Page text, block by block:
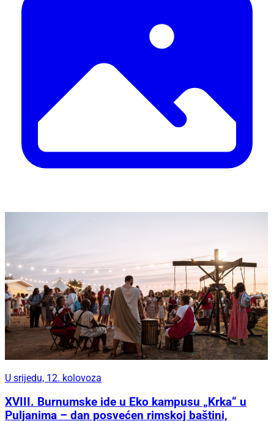
U srijedu, 12. kolovoza
XVIII. Burnumske ide u Eko kampusu „Krka“ u
Puljanima – dan posvećen rimskoj baštini,